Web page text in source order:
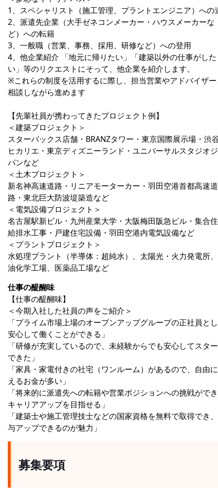
1、スペシャリスト（施工管理、プラントエンジニア）への
2、派遣先企業（大手ゼネコンメーカー・ハウスメーカーな
ど）への転籍
3、一般職（営業、事務、採用、研修など）への登用
4、他企業紹介 「地元に帰りたい」「建築以外の仕事がした
い」等のリクエストにそって、他企業を紹介します。
※これらの制度を活用するに際し、担当営業やアドバイザ
相談しながら進めます
【先輩社員が携わってきたプロジェクト例】
＜建築プロジェクト＞
スターバックス店舗・BRANZタワー・東京国際展示場・渋
ヒカリエ・東京ディズニーランド・ユニバーサルスタジオ
パンなど
＜土木プロジェクト＞
新名神高速道路・リニアモーターカー・羽田空港首都高速道
路・東北巨大防波堤築造など
＜電気設備プロジェクト＞
名古屋駅新ビル・九州産業大学・大阪梅田阪急ビル・集合
給排水工事・戸建住宅設備・羽田空港内電気設備など
＜プラントプロジェクト＞
水処理プラント（半導体：超純水）、太陽光・火力発電所
油化学工場、医薬品工場など
仕事の醍醐味
【仕事の醍醐味】
＜今期入社した社員の声をご紹介＞
「プライム市場上場のオープンアップグループの正社員と
安心して働くことができる」
「研修が充実しているので、未経験からでも安心してスタ
できた」
「家具・家電付きの社宅（ワンルーム）があるので、自由
えるお金が多い」
「将来的に派遣先への転籍や営業ポジションへの挑戦がで
キャリアアップを目指せる」
「建築士や施工管理技士などの国家資格を無料で取得でき
与アップできるのが魅力」
募集要項